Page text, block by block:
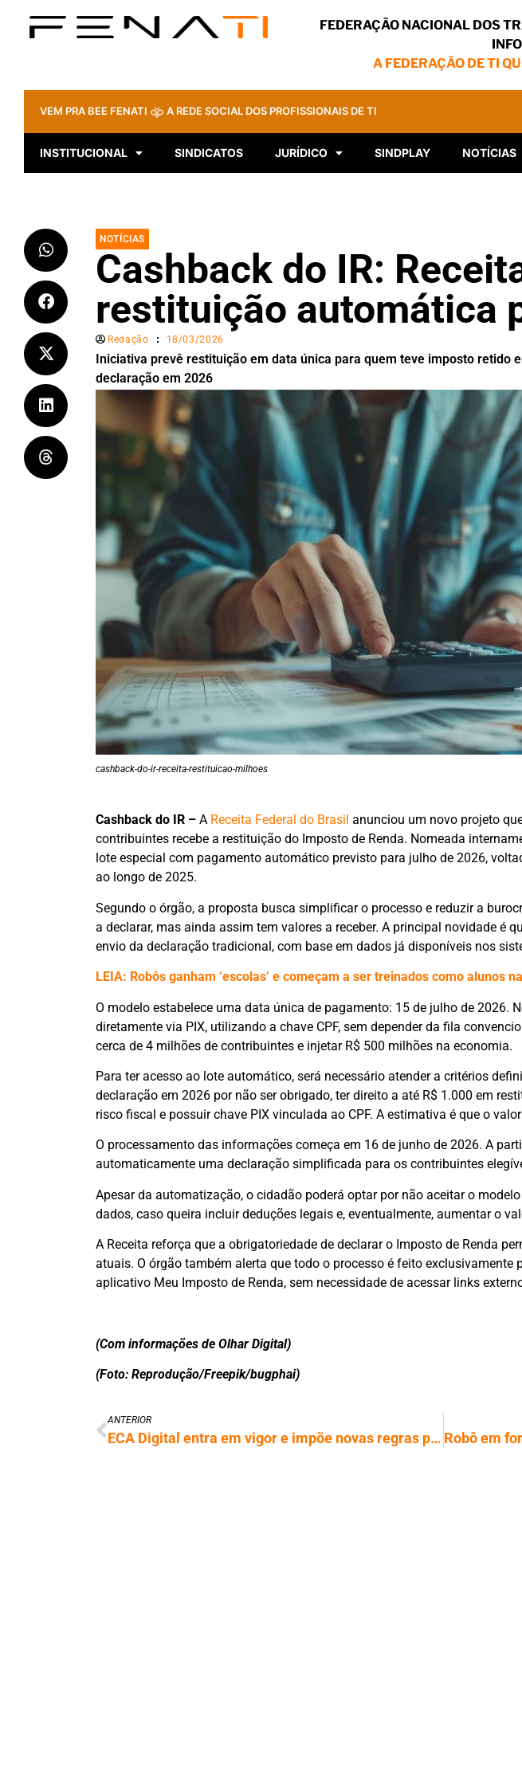
FEDERAÇÃO NACIONAL DOS
A FEDERAÇÃO DE TI
VEM PRA BEE FENATI A REDE SOCIAL DOS PROFISSIONAIS DE TI
INSTITUCIONAL SINDICATOS JURÍDICO SINDPLAY NOTÍCIAS
NOTÍCIAS
Cashback do IR:
restituição automática
Redação 18/03/2026
Iniciativa prevê restituição em data única para quem teve imposto retido
declaração em 2026
cashback-do-ir-receita-restituicao-milhoes
Cashback do IR –A Receita Federal do Brasil anunciou um novo projeto
contribuintes recebe a restituição do Imposto de Renda. Nomeada
lote especial com pagamento automático previsto para julho de 2026,
ao longo de 2025.
Segundo o órgão, a proposta busca simplificar o processo e reduzir a
a declarar, mas ainda assim tem valores a receber. A principal novidade é
envio da declaração tradicional, com base em dados já disponíveis nos
LEIA: Robôs ganham ‘escolas’ e começam a ser treinados como alunos
O modelo estabelece uma data única de pagamento: 15 de julho de 2026.
diretamente via PIX, utilizando a chave CPF, sem depender da fila
cerca de 4 milhões de contribuintes e injetar R$ 500 milhões na economia.
Para ter acesso ao lote automático, será necessário atender a critérios
declaração em 2026 por não ser obrigado, ter direito a até R$ 1.000 em
risco fiscal e possuir chave PIX vinculada ao CPF. A estimativa é que o
O processamento das informações começa em 16 de junho de 2026. A
automaticamente uma declaração simplificada para os contribuintes
Apesar da automatização, o cidadão poderá optar por não aceitar o
dados, caso queira incluir deduções legais e, eventualmente, aumentar o
A Receita reforça que a obrigatoriedade de declarar o Imposto de Renda
atuais. O órgão também alerta que todo o processo é feito exclusivamente
aplicativo Meu Imposto de Renda, sem necessidade de acessar links
(Com informações de Olhar Digital)
(Foto: Reprodução/Freepik/bugphai)
ANTERIOR
ECA Digital entra em vigor e impõe novas regras para menores na internet